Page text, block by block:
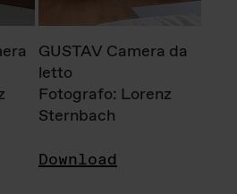
GUSTAV Camera da
letto
Fotografo: Lorenz
Sternbach
Download